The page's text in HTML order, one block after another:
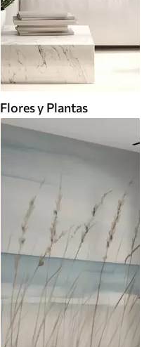
Flores y Plantas